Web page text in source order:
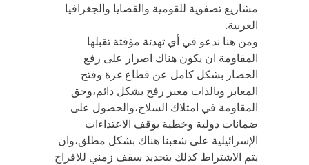
مشاريع تصفوية للقومية والقضايا والجغرافيا
العربية.
ومن هنا ندعو في أي تهدئة مؤقتة تقبلها
المقاومة ان يكون هناك اصرار على رفع
الحصار بشكل كامل عن قطاع غزة وفتح
المعابر وبالذات معبر رفح بشكل دائم،وحق
المقاومة في امتلاك السلاح،والحصول على
ضمانات دولية وخطية بوقف الاعتداءات
الإسرائيلية على شعبنا هناك بشكل مطلق،وان
يتم الاشتراط كذلك بتحديد سقف زمني للافراج